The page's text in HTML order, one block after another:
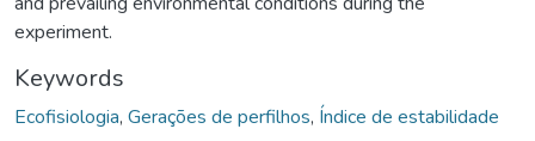
experiment.
Keywords
Ecofisiologia, Gerações de perfilhos, Índice de estabilidade